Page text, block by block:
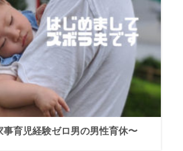
育児経験ゼロ男の男性育休〜